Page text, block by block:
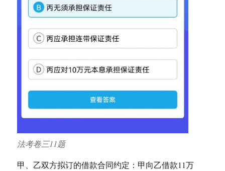
法考卷三11题
甲、乙双方拟订的借款合同约定：甲向乙借款11万